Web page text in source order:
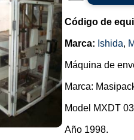
Código de
Marca: Ishida,
Máquina de
Marca:
Model MXDT 03
Año 1998.